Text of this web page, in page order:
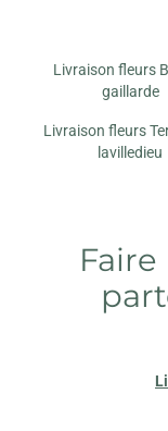
Livraison fleurs
gaillarde
Livraison fleurs
lavilledieu